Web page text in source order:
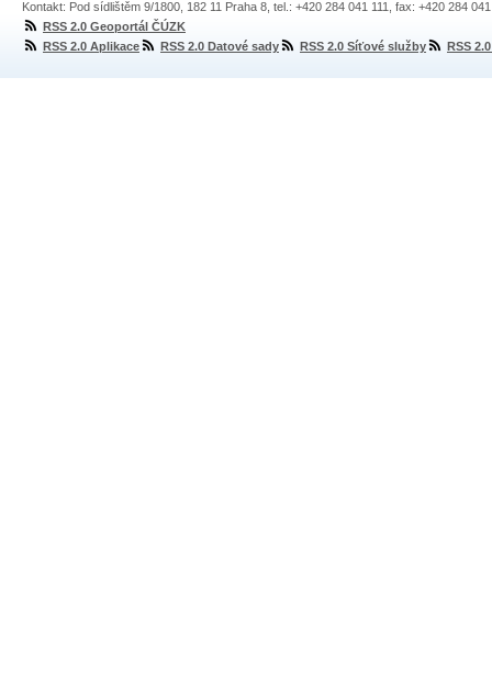
Kontakt: Pod sídlištěm 9/1800, 182 11 Praha 8, tel.: +420 284 041 111, fax: +420 284
RSS 2.0 Geoportál ČÚZK
RSS 2.0 Aplikace
RSS 2.0 Datové sady RSS 2.0 Síťové služby RSS